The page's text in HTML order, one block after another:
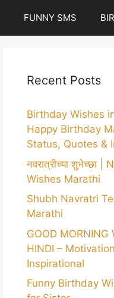
FUNNY SMS
Recent Posts
Birthday Wishes
Happy Birthday
Status, Quotes &
नवरात्रीच्या शुभेच्छा
Wishes Marathi
Shubh Navratri
Marathi
GOOD MORNING
HINDI –
Inspirational
Funny Birthday